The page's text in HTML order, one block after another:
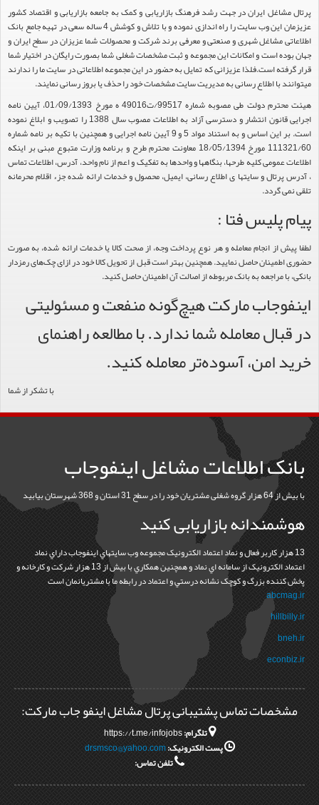
پرتال مشاغل ایران در جهت رشد فرهنگ بازاریابی و کمک به جامعه بازاریابی و اقتصاد کشور
عزیزمان این وب سایت را راه اندازی نموده و با تلاش و کوشش 4 ساله سعی در تهیه جامع بانک
اطلاعاتی مشاغل شهری و صنعتی و معرفی برند شرکت و محصولات شما عزیزان در سطح ایران و
جهان بوده است و امکانات این مجموعه و ثبت مشخصات شغلی شما بصورت رایگان در اختیار شما
قرار گرفته است.فلذا عزیزانی که تمایل به حضور در این مجموعه اطلاعاتی در سایت ما را ندارند
میتوانند با اطلاع رسانی به مدیریت سایت مشخصات خود را حذف یا بروز رسانی نمایند.
هیئت محترم دولت طی مصوبه شماره 99517/ت49016 ه مورخ 01/09/1393، آیین نامه
اجرایی قانون انتشار و دسترسی آزاد به اطلاعات مصوب سال 1388 را تصویب و ابلاغ نموده
است. بر این اساس و به استناد مواد 5 و 9 آیین نامه اجرایی و همچنین با تکیه بر نامه شماره
111321/60 مورخ 18/05/1394 معاونت محترم طرح و برنامه وزارت متبوع مبنی بر اینکه
اطلاعات عمومی کلیه طرحها، بنگاهها و واحدها به تفکیک و اعم از نام واحد، آدرس، اطلاعات تماس
، آدرس پرتال و سایتها ی اطلاع رسانی، ایمیل، محصول و خدمات ارائه شده جزء اقلام محرمانه
تلقی نمی گردد.
پیام پلیس فتا :
لطفا پیش از انجام معامله و هر نوع پرداخت وجه، از صحت کالا یا خدمات ارائه شده، به صورت
حضوری اطمینان حاصل نمایید. همچنین بهتر است قبل از تحویل کالا خود در ازای چک‌های رمزدار
بانکی، با مراجعه به بانک مربوطه از اصالت آن اطمینان حاصل کنید.
اینفوجاب مارکت هیچ‌گونه منفعت و مسئولیتی
در قبال معامله شما ندارد. با مطالعه راهنمای
خرید امن، آسوده‌تر معامله کنید.
با تشکر از شما
بانک اطلاعات مشاغل اینفوجاب
با بیش از 64 هزار گروه شغلی مشتریان خود را در سطح 31 استان و 368 شهرستان بیابید
هوشمندانه بازاریابی کنید
13 هزار کاربر فعال و نماد اعتماد الکترونيک مجموعه وب سايتهاي اينفوجاب داراي نماد
اعتماد الکترونيک از سامانه اي نماد و همچنين همکاري با بيش از 13 هزار شرکت و کارخانه و
پخش کننده بزرگ و کوچک نشانه درستي و اعتماد در رابطه ما با مشتريانمان است
abcmag.ir
hillbilly.ir
bneh.ir
econbiz.ir
مشخصات تماس پشتیبانی پرتال مشاغل اینفو جاب مارکت:
تلگرام:https://t.me/infojobs
پست الکترونیک:drsmsco@yahoo.com
تلفن تماس: